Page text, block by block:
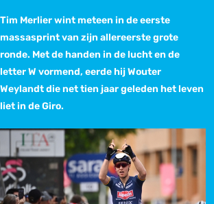
Tim Merlier wint meteen in de eerste
massasprint van zijn allereerste grote
ronde. Met de handen in de lucht en de
letter W vormend, eerde hij Wouter
Weylandt die net tien jaar geleden het leven
liet in de Giro.